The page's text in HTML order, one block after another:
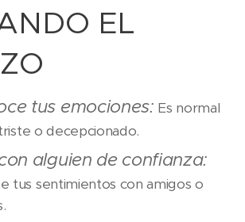
EL
tus emociones: Es normal
o decepcionado.
alguien de confianza:
tus sentimientos con amigos o